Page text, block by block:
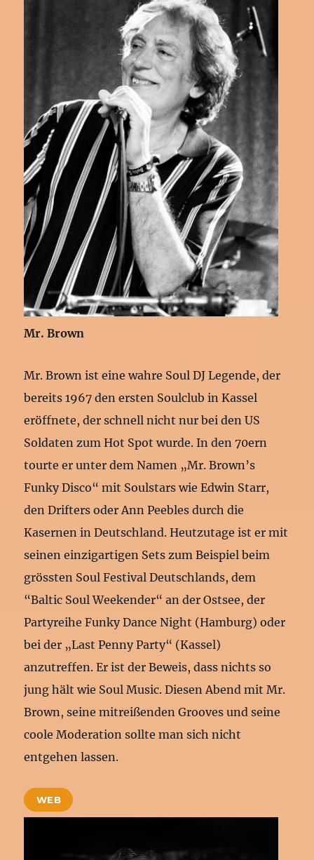
Mr. Brown
Mr. Brown ist eine wahre Soul DJ Legende, der
bereits 1967 den ersten Soulclub in Kassel
eröffnete, der schnell nicht nur bei den US
Soldaten zum Hot Spot wurde. In den 70ern
tourte er unter dem Namen „Mr. Brown’s
Funky Disco“ mit Soulstars wie Edwin Starr,
den Drifters oder Ann Peebles durch die
Kasernen in Deutschland. Heutzutage ist er mit
seinen einzigartigen Sets zum Beispiel beim
grössten Soul Festival Deutschlands, dem
“Baltic Soul Weekender“ an der Ostsee, der
Partyreihe Funky Dance Night (Hamburg) oder
bei der „Last Penny Party“ (Kassel)
anzutreffen. Er ist der Beweis, dass nichts so
jung hält wie Soul Music. Diesen Abend mit Mr.
Brown, seine mitreißenden Grooves und seine
coole Moderation sollte man sich nicht
entgehen lassen.
WEB